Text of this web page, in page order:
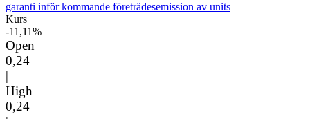
garanti inför kommande företrädesemission av units
Kurs
-11,11%
Open
0,24
|
High
0,24